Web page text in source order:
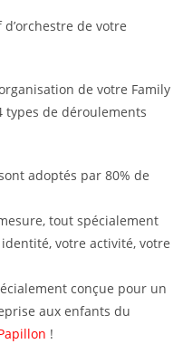
de votre
de votre Family
types de déroulements
adoptés par 80% de
tout spécialement
votre activité, votre
conçue pour un
aux enfants du
!